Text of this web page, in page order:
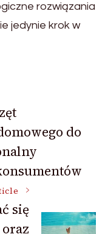
rozwiązania
jedynie krok w
do
się